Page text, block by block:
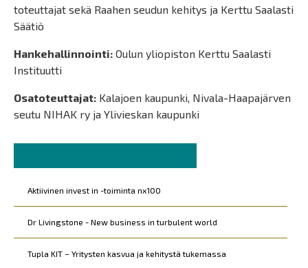
are
Päävalikko
Kohderyhmät
Aktiivinen invest in -toiminta nx100
Dr Livingstone - New business in turbulent world
Tupla KIT – Yritysten kasvua ja kehitystä tukemassa
toteuttajat sekä Raahen seudun kehitys ja Kerttu Saalasti
Säätiö
Hankehallinnointi: Oulun yliopiston Kerttu Saalasti
Instituutti
Osatoteuttajat: Kalajoen kaupunki, Nivala-Haapajärven
seutu NIHAK ry ja Ylivieskan kaupunki